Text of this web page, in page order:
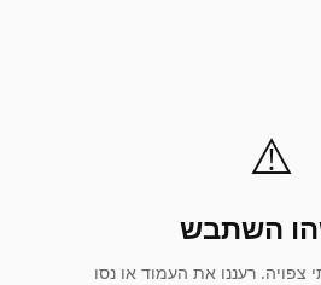
⚠️
השתבש
צפויה. רעננו את העמוד או נסו